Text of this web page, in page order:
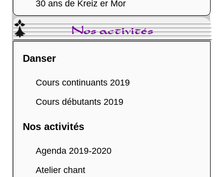
30 ans de Kreiz er Mor
Nos activités
Danser
Cours continuants 2019
Cours débutants 2019
Nos activités
Agenda 2019-2020
Atelier chant